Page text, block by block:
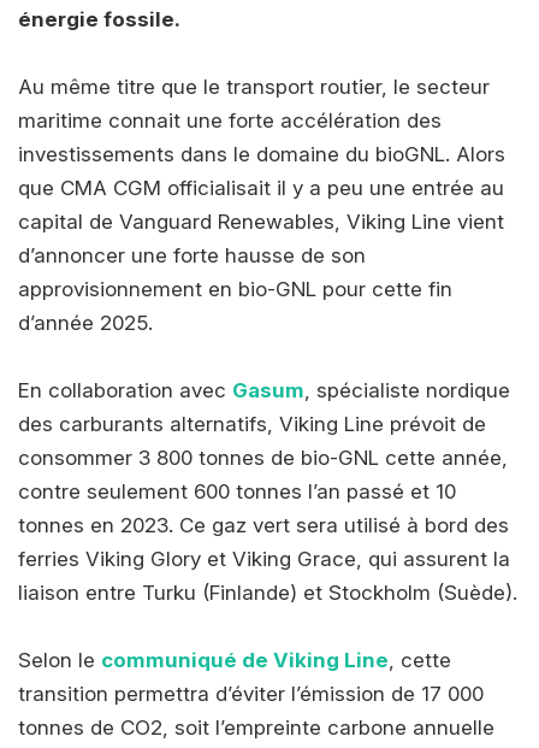
énergie fossile.
Au même titre que le transport routier, le secteur
maritime connait une forte accélération des
investissements dans le domaine du bioGNL. Alors
que CMA CGM officialisait il y a peu une entrée au
capital de Vanguard Renewables, Viking Line vient
d’annoncer une forte hausse de son
approvisionnement en bio-GNL pour cette fin
d’année 2025.
En collaboration avec Gasum, spécialiste nordique
des carburants alternatifs, Viking Line prévoit de
consommer 3 800 tonnes de bio-GNL cette année,
contre seulement 600 tonnes l’an passé et 10
tonnes en 2023. Ce gaz vert sera utilisé à bord des
ferries Viking Glory et Viking Grace, qui assurent la
liaison entre Turku (Finlande) et Stockholm (Suède).
Selon le communiqué de Viking Line, cette
transition permettra d’éviter l’émission de 17 000
tonnes de CO2, soit l’empreinte carbone annuelle